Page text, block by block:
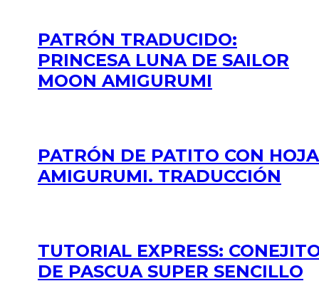
PATRÓN TRADUCIDO:
PRINCESA LUNA DE SAILOR
MOON AMIGURUMI
PATRÓN DE PATITO CON HOJA
AMIGURUMI. TRADUCCIÓN
TUTORIAL EXPRESS:
DE PASCUA SUPER SENCILLO